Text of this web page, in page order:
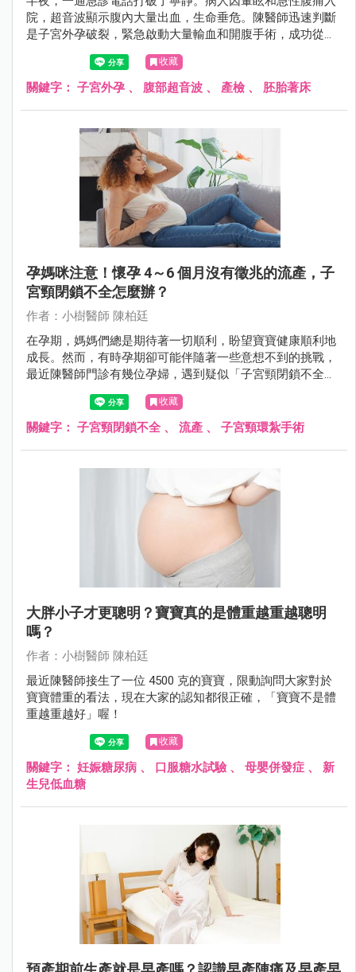
院，超音波顯示腹內大量出血，生命垂危。陳醫師迅速判斷
是子宮外孕破裂，緊急啟動大量輸血和開腹手術，成功從鬼
門關拉回病人。這是一場醫療團隊與時間賽跑的驚險救援故
收藏
關鍵字： 子宮外孕 、 腹部超音波 、 產檢 、 胚胎著床
孕媽咪注意！懷孕 4～6 個月沒有徵兆的流產，子
宮頸閉鎖不全怎麼辦？
作者：小樹醫師 陳柏廷
在孕期，媽媽們總是期待著一切順利，盼望寶寶健康順利地
成長。然而，有時孕期卻可能伴隨著一些意想不到的挑戰，
最近陳醫師門診有幾位孕婦，遇到疑似「子宮頸閉鎖不全」
收藏
關鍵字： 子宮頸閉鎖不全 、 流產 、 子宮頸環紮手術
大胖小子才更聰明？寶寶真的是體重越重越聰明
嗎？
作者：小樹醫師 陳柏廷
最近陳醫師接生了一位 4500 克的寶寶，限動詢問大家對於
寶寶體重的看法，現在大家的認知都很正確，「寶寶不是體
重越重越好」喔！
收藏
關鍵字： 妊娠糖尿病 、 口服糖水試驗、 母嬰併發症 、 新
生兒低血糖